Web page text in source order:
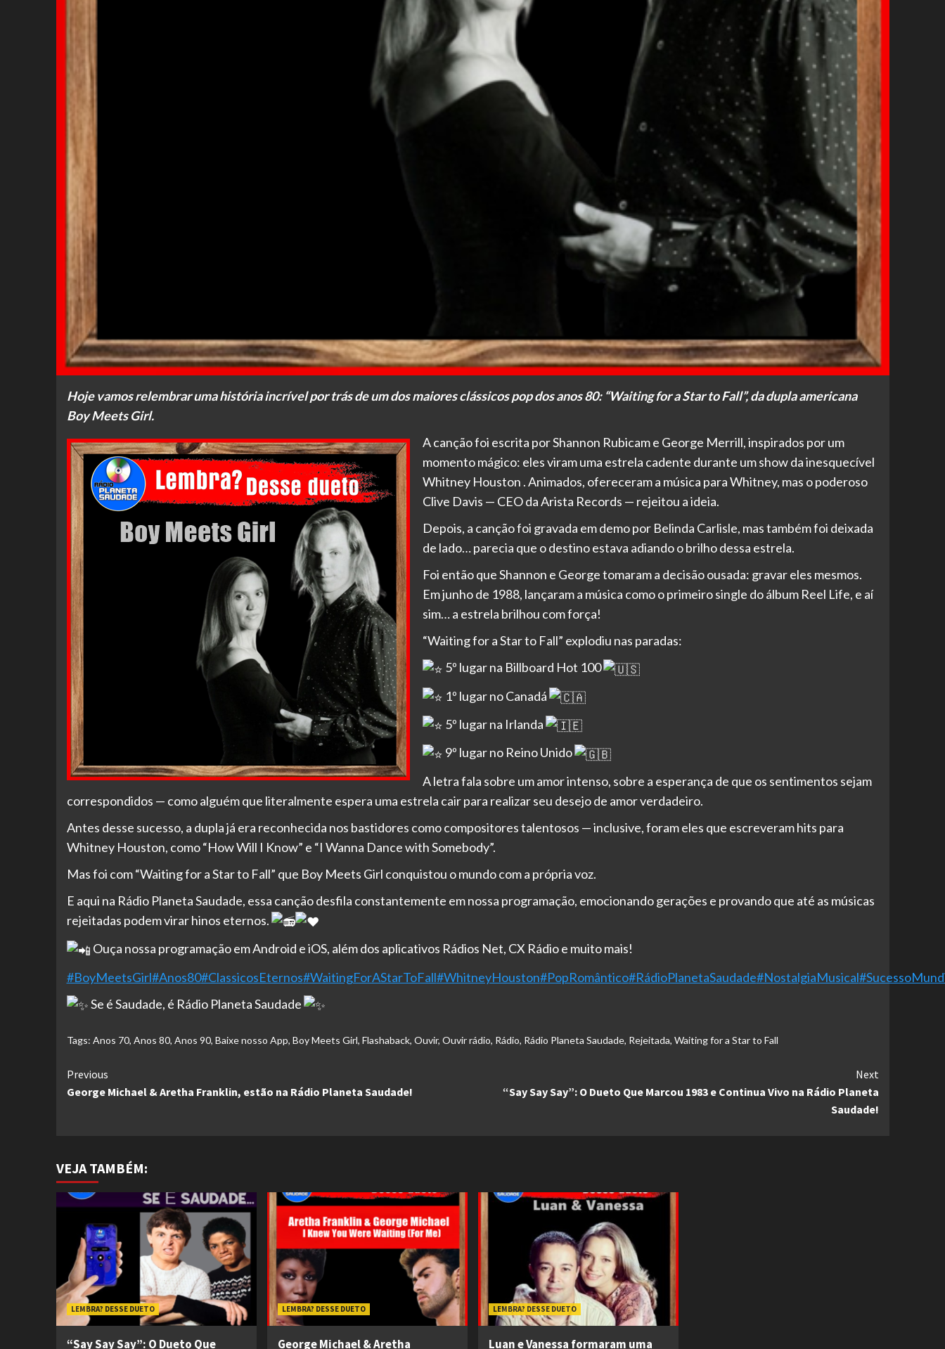
Hoje vamos relembrar uma história incrível por trás de um dos maiores clássicos pop dos anos 80: “Waiting for a Star to Fall”, da dupla americana
Boy Meets Girl.
A canção foi escrita por Shannon Rubicam e George Merrill, inspirados por um
momento mágico: eles viram uma estrela cadente durante um show da inesquecível
Whitney Houston . Animados, ofereceram a música para Whitney, mas o poderoso
Clive Davis — CEO da Arista Records — rejeitou a ideia.
Depois, a canção foi gravada em demo por Belinda Carlisle, mas também foi deixada
de lado… parecia que o destino estava adiando o brilho dessa estrela.
Foi então que Shannon e George tomaram a decisão ousada: gravar eles mesmos.
Em junho de 1988, lançaram a música como o primeiro single do álbum Reel Life, e aí
sim… a estrela brilhou com força!
“Waiting for a Star to Fall” explodiu nas paradas:
5º lugar na Billboard Hot 100
1º lugar no Canadá
5º lugar na Irlanda
9º lugar no Reino Unido
A letra fala sobre um amor intenso, sobre a esperança de que os sentimentos sejam
correspondidos — como alguém que literalmente espera uma estrela cair para realizar seu desejo de amor verdadeiro.
Antes desse sucesso, a dupla já era reconhecida nos bastidores como compositores talentosos — inclusive, foram eles que escreveram hits para
Whitney Houston, como “How Will I Know” e “I Wanna Dance with Somebody”.
Mas foi com “Waiting for a Star to Fall” que Boy Meets Girl conquistou o mundo com a própria voz.
E aqui na Rádio Planeta Saudade, essa canção desfila constantemente em nossa programação, emocionando gerações e provando que até as músicas
rejeitadas podem virar hinos eternos.
Ouça nossa programação em Android e iOS, além dos aplicativos Rádios Net, CX Rádio e muito mais!
#BoyMeetsGirl#Anos80#ClassicosEternos#WaitingForAStarToFall#WhitneyHouston#PopRomântico#RádioPlanetaSaudade#NostalgiaMusical
Se é Saudade, é Rádio Planeta Saudade
Tags: Anos 70, Anos 80, Anos 90, Baixe nosso App, Boy Meets Girl, Flashaback, Ouvir, Ouvir rádio, Rádio, Rádio Planeta Saudade, Rejeitada, Waiting for a Star to Fall
Continue
Reading
Previous
George Michael & Aretha Franklin, estão na Rádio Planeta Saudade!
Next
“Say Say Say”: O Dueto Que Marcou 1983 e Continua Vivo na Rádio Planeta
Saudade!
VEJA TAMBÉM:
LEMBRA? DESSE DUETO
“Say Say Say”: O Dueto Que
LEMBRA? DESSE DUETO
George Michael & Aretha
LEMBRA? DESSE DUETO
Luan e Vanessa formaram uma